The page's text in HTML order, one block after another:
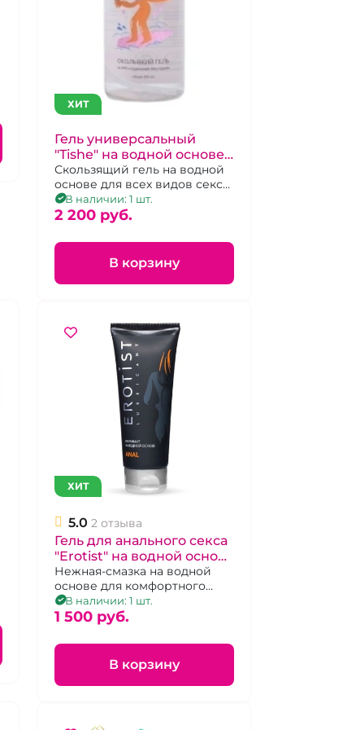
ХИТ
Гель универсальный
"Tishe" на водной основе
125 мл
Скользящий гель на водной
основе для всех видов секса.
Объем 125 мл
В наличии: 1 шт.
2 200 pуб.
В корзину
ХИТ
5.0 2 отзыва
Гель для анального секса
"Erotist" на водной основе
100ml
Нежная-смазка на водной
основе для комфортного
анального секса.
В наличии: 1 шт.
1 500 pуб.
В корзину